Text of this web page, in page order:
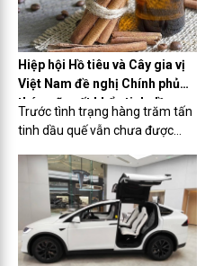
Hiệp hội Hồ tiêu và Cây gia vị
Việt Nam đề nghị Chính phủ
tháo gỡ xuất khẩu tinh dầu
quế
Trước tình trạng hàng trăm tấn
tinh dầu quế vẫn chưa được
Cây gia vị Việt Nam (VPSA) vừa
có công văn số 71/CV-VPSA
ngày 2/4/2024 gửi Văn phòng
Chính phủ đề nghị tháo gỡ cho...